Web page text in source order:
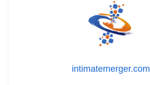
intimatemerger.com